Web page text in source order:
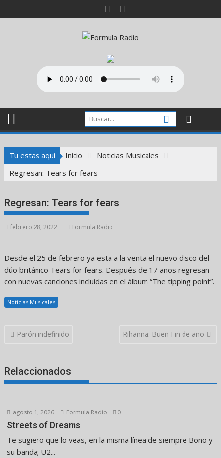
al
Tu estas aquí Inicio
Noticias Musicales
Regresan: Tears for fears
Regresan: Tears for fears
febrero 28, 2022 Formula Radio
Desde el 25 de febrero ya esta a la venta el nuevo disco del
dúo británico Tears for fears. Después de 17 años regresan
con nuevas canciones incluidas en el álbum “The tipping point”.
Noticias Musicales
Navegación
Parón indefinido Rihanna: Buen Fin de año
Relaccionados
agosto 1, 2026 Formula Radio 0
Streets of Dreams
Te sugiero que lo veas, en la misma línea de siempre Bono y
su banda; U2...